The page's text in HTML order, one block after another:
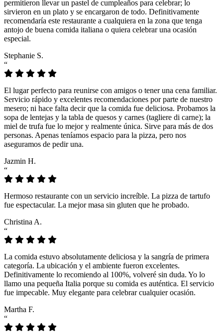
permitieron llevar un pastel de cumpleaños para celebrar; lo
sirvieron en un plato y se encargaron de todo. Definitivamente
recomendaría este restaurante a cualquiera en la zona que tenga
antojo de buena comida italiana o quiera celebrar una ocasión
especial.
Stephanie S.
“
El lugar perfecto para reunirse con amigos o tener una cena familiar.
Servicio rápido y excelentes recomendaciones por parte de nuestro
mesero; ni hace falta decir que la comida fue deliciosa. Probamos la
sopa de lentejas y la tabla de quesos y carnes (tagliere di carne); la
miel de trufa fue lo mejor y realmente única. Sirve para más de dos
personas. Apenas teníamos espacio para la pizza, pero nos
aseguramos de pedir una.
Jazmin H.
“
Hermoso restaurante con un servicio increíble. La pizza de tartufo
fue espectacular. La mejor masa sin gluten que he probado.
Christina A.
“
La comida estuvo absolutamente deliciosa y la sangría de primera
categoría. La ubicación y el ambiente fueron excelentes.
Definitivamente lo recomiendo al 100%, volveré sin duda. Yo lo
llamo una pequeña Italia porque su comida es auténtica. El servicio
fue impecable. Muy elegante para celebrar cualquier ocasión.
Martha F.
“